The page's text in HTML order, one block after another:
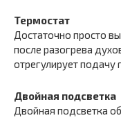
Термостат
Достаточно просто
после разогрева
отрегулирует
Двойная подсветка
Двойная подсветка